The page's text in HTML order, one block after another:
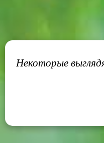
Некоторые